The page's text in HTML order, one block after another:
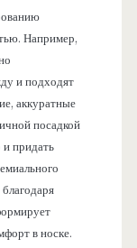
Например,
и подходят
аккуратные
посадкой
и придать
в носке.